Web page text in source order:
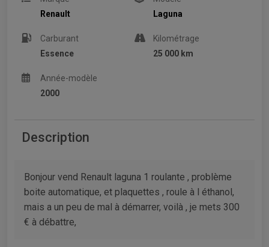
Renault
Laguna
Carburant
Essence
Kilométrage
25 000 km
Année-modèle
2000
Description
Bonjour vend Renault laguna 1 roulante , problème
boite automatique, et plaquettes , roule à l éthanol,
mais a un peu de mal à démarrer, voilà , je mets 300
€ à débattre,